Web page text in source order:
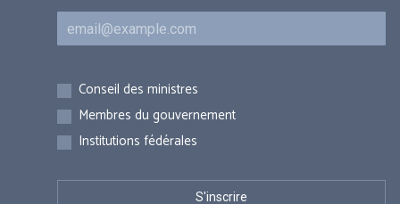
Courriel
Inscriptions
Conseil des ministres
Membres du gouvernement
Institutions fédérales